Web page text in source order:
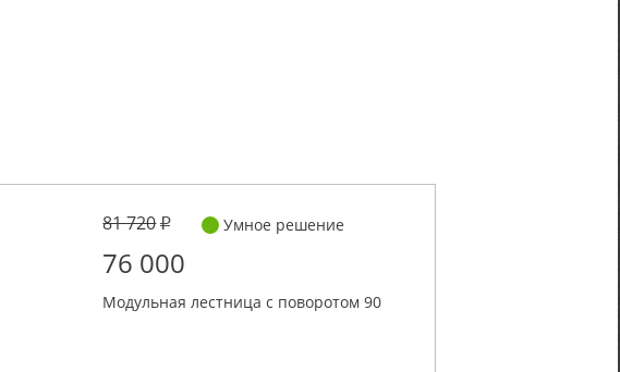
81 720 Умное решение
76 000
Модульная лестница с поворотом 90